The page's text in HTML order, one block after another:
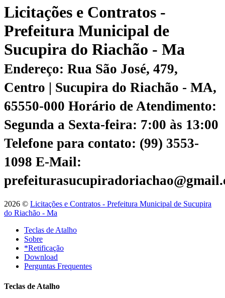
Licitações e Contratos -
Prefeitura Municipal de
Sucupira do Riachão - Ma
Endereço: Rua São José, 479,
Centro | Sucupira do Riachão - MA,
65550-000 Horário de Atendimento:
Segunda a Sexta-feira: 7:00 às 13:00
Telefone para contato: (99) 3553-
1098 E-Mail:
2026 © Licitações e Contratos - Prefeitura Municipal de Sucupira
do Riachão - Ma
Teclas de Atalho
Sobre
*Retificação
Download
Perguntas Frequentes
Teclas de Atalho